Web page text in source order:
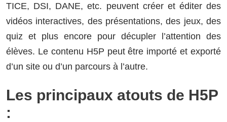
TICE, DSI, DANE, etc. peuvent créer et éditer des
vidéos interactives, des présentations, des jeux, des
quiz et plus encore pour décupler l’attention des
élèves. Le contenu H5P peut être importé et exporté
d’un site ou d’un parcours à l’autre.
Les principaux atouts de H5P
: